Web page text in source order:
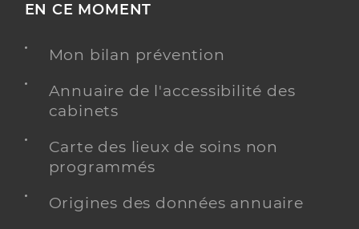
EN CE MOMENT
Mon bilan prévention
Annuaire de l'accessibilité des
cabinets
Carte des lieux de soins non
programmés
Origines des données annuaire